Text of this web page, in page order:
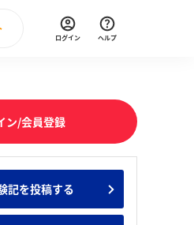
みんなのインターン人気企業ランキ
直近のイベント一覧
ログイン ヘルプ
ン/会員登録
記を投稿する